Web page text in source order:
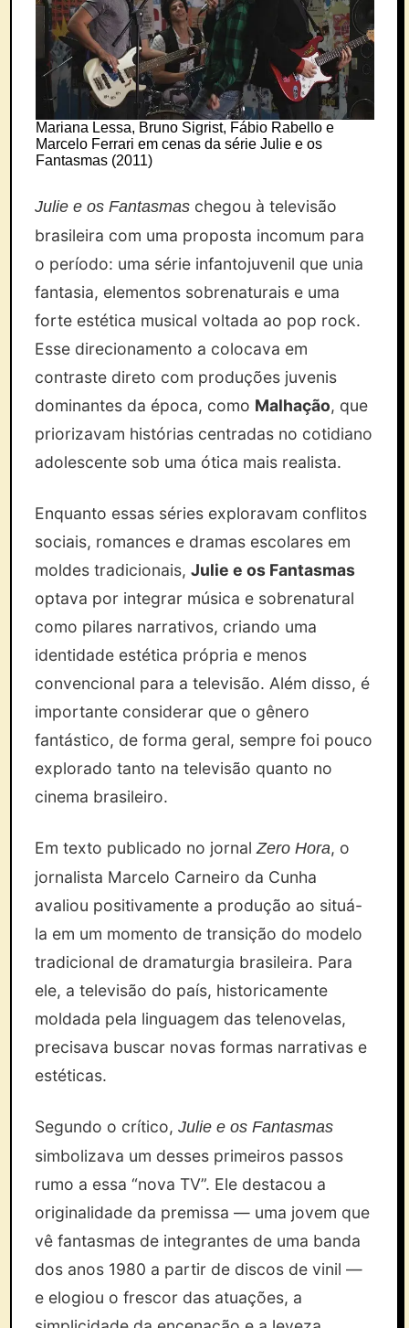
Mariana Lessa, Bruno Sigrist, Fábio Rabello e
Marcelo Ferrari em cenas da série Julie e os
Fantasmas (2011)
Julie e os Fantasmas chegou à televisão
brasileira com uma proposta incomum para
o período: uma série infantojuvenil que unia
fantasia, elementos sobrenaturais e uma
forte estética musical voltada ao pop rock.
Esse direcionamento a colocava em
contraste direto com produções juvenis
dominantes da época, como Malhação, que
priorizavam histórias centradas no cotidiano
adolescente sob uma ótica mais realista.
Enquanto essas séries exploravam conflitos
sociais, romances e dramas escolares em
moldes tradicionais,Julie e os Fantasmas
optava por integrar música e sobrenatural
como pilares narrativos, criando uma
identidade estética própria e menos
convencional para a televisão. Além disso, é
importante considerar que o gênero
fantástico, de forma geral, sempre foi pouco
explorado tanto na televisão quanto no
cinema brasileiro.
Em texto publicado no jornalZero Hora, o
jornalista Marcelo Carneiro da Cunha
avaliou positivamente a produção ao situá-
la em um momento de transição do modelo
tradicional de dramaturgia brasileira. Para
ele, a televisão do país, historicamente
moldada pela linguagem das telenovelas,
precisava buscar novas formas narrativas e
estéticas.
Segundo o crítico,Julie e os Fantasmas
simbolizava um desses primeiros passos
rumo a essa “nova TV”. Ele destacou a
originalidade da premissa — uma jovem que
vê fantasmas de integrantes de uma banda
dos anos 1980 a partir de discos de vinil —
e elogiou o frescor das atuações, a